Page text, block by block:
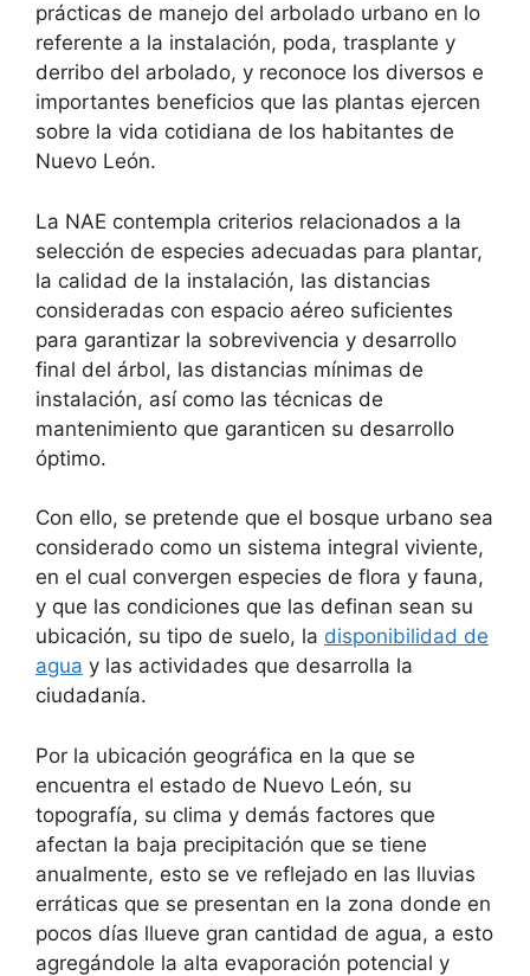
prácticas de manejo del arbolado urbano en lo
referente a la instalación, poda, trasplante y
derribo del arbolado, y reconoce los diversos e
importantes beneficios que las plantas ejercen
sobre la vida cotidiana de los habitantes de
Nuevo León.
La NAE contempla criterios relacionados a la
selección de especies adecuadas para plantar,
la calidad de la instalación, las distancias
consideradas con espacio aéreo suficientes
para garantizar la sobrevivencia y desarrollo
final del árbol, las distancias mínimas de
instalación, así como las técnicas de
mantenimiento que garanticen su desarrollo
óptimo.
Con ello, se pretende que el bosque urbano sea
considerado como un sistema integral viviente,
en el cual convergen especies de flora y fauna,
y que las condiciones que las definan sean su
ubicación, su tipo de suelo, la disponibilidad de
agua y las actividades que desarrolla la
ciudadanía.
Por la ubicación geográfica en la que se
encuentra el estado de Nuevo León, su
topografía, su clima y demás factores que
afectan la baja precipitación que se tiene
anualmente, esto se ve reflejado en las lluvias
erráticas que se presentan en la zona donde en
pocos días llueve gran cantidad de agua, a esto
agregándole la alta evaporación potencial y